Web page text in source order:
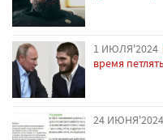
1 ИЮЛЯ'2024
время
24 ИЮНЯ'2024